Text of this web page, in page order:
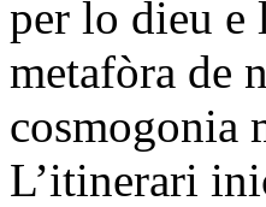
per lo dieu e
metafòra de
cosmogonia
L’itinerari